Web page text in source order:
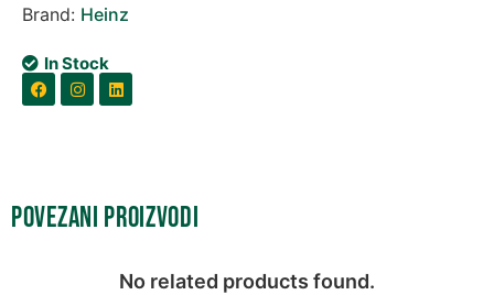
Brand: Heinz
In Stock
Povezani proizvodi
No related products found.